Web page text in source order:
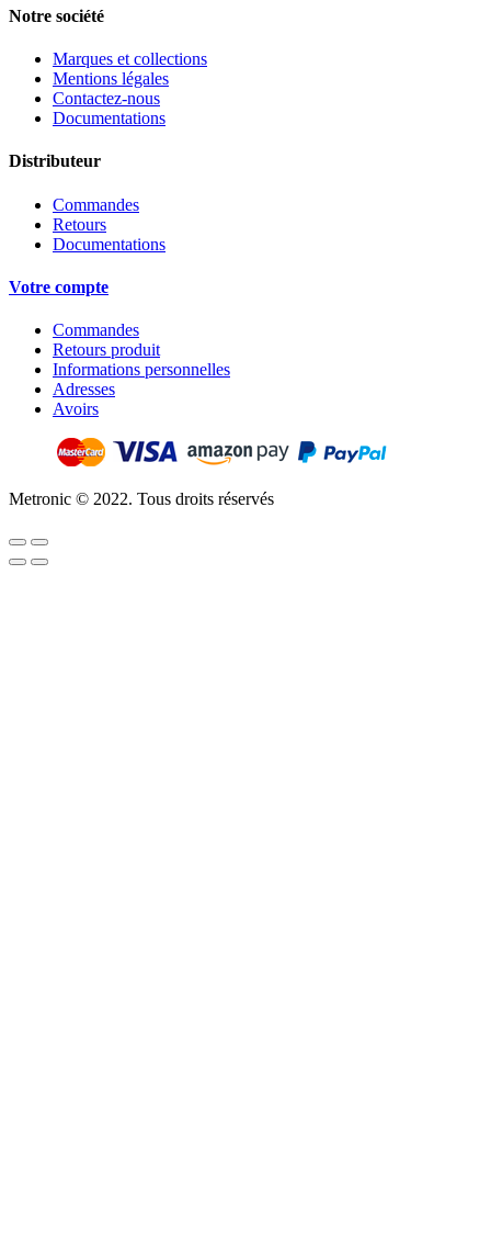
Notre société
Marques et collections
Mentions légales
Contactez-nous
Documentations
Distributeur
Commandes
Retours
Documentations
Votre compte
Commandes
Retours produit
Informations personnelles
Adresses
Avoirs
Metronic © 2022. Tous droits réservés